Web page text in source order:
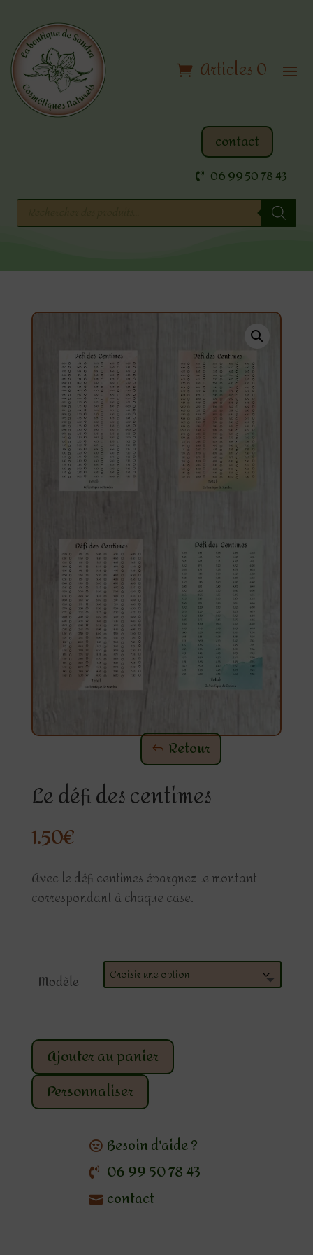
Articles 0
contact
06 99 50 78 43
Recherche
produits
Retour
Le défi des centimes
1.50€
Avec le défi centimes épargnez le montant
correspondant à chaque case.
Modèle
Ajouter au panier
Personnaliser
Besoin d'aide ?
06 99 50 78 43
contact